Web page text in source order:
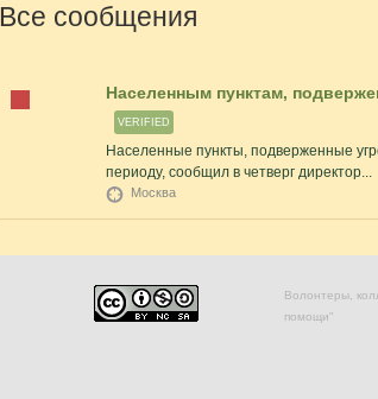
Все сообщения
Населенным пунктам,
VERIFIED
Населенные пункты, подверженные
периоду, сообщил в четверг директор...
Москва
Волонтеры,
помощи"